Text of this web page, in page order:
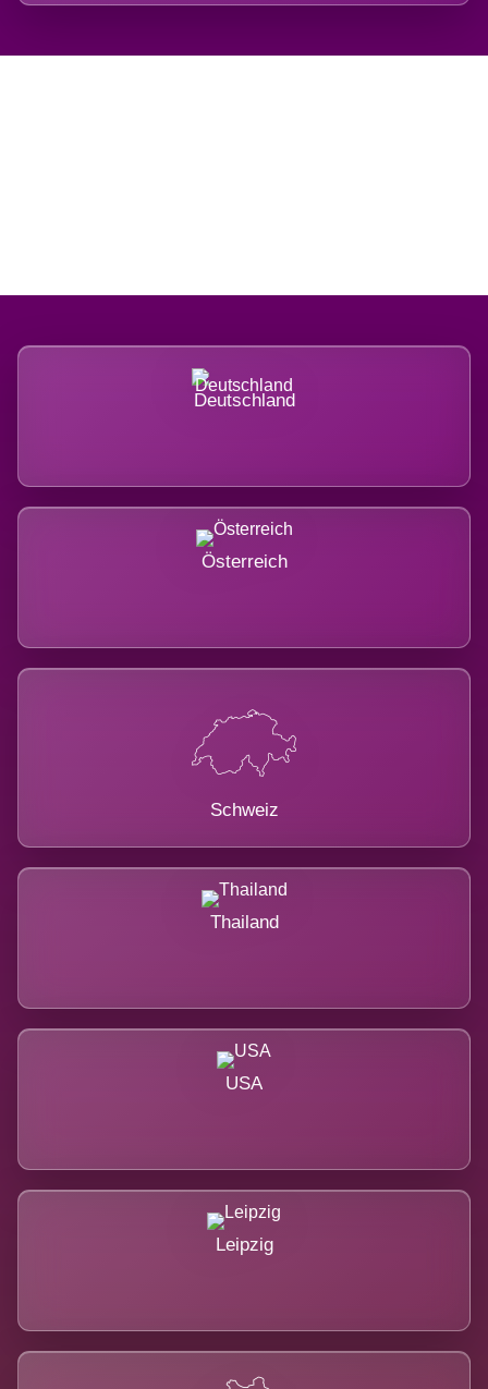
Deutschland
Österreich
Schweiz
Thailand
USA
Leipzig